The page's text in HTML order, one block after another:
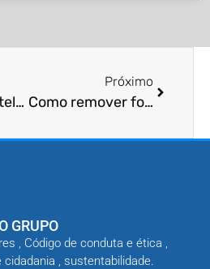
Como reparar telhas quebradas para evitar a entrada de morcegos?
Próximo
Como remover folhas acumuladas em calhas para evitar a proliferação de insetos?
GRUPO
, Código de conduta e ética ,
cidadania , sustentabilidade.